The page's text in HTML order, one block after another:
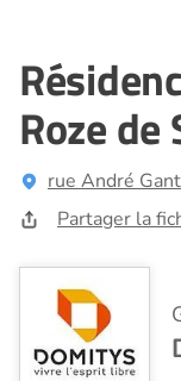
Roze de
rue André
Partager la